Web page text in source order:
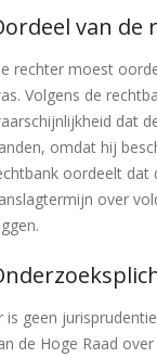
van de
rechter moest
Volgens de
dat
omdat hij
oordeelt dat
over
is geen
de Hoge Raad